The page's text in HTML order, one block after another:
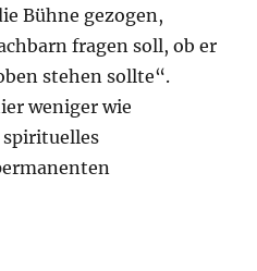
Bühne gezogen,
fragen soll, ob er
stehen sollte“.
weniger wie
spirituelles